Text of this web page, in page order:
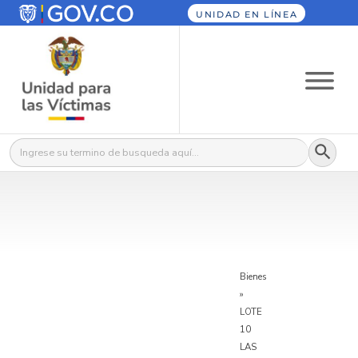
UNIDAD EN LÍNEA
Buscar: Botón
Bienes
»
LOTE
10
LAS